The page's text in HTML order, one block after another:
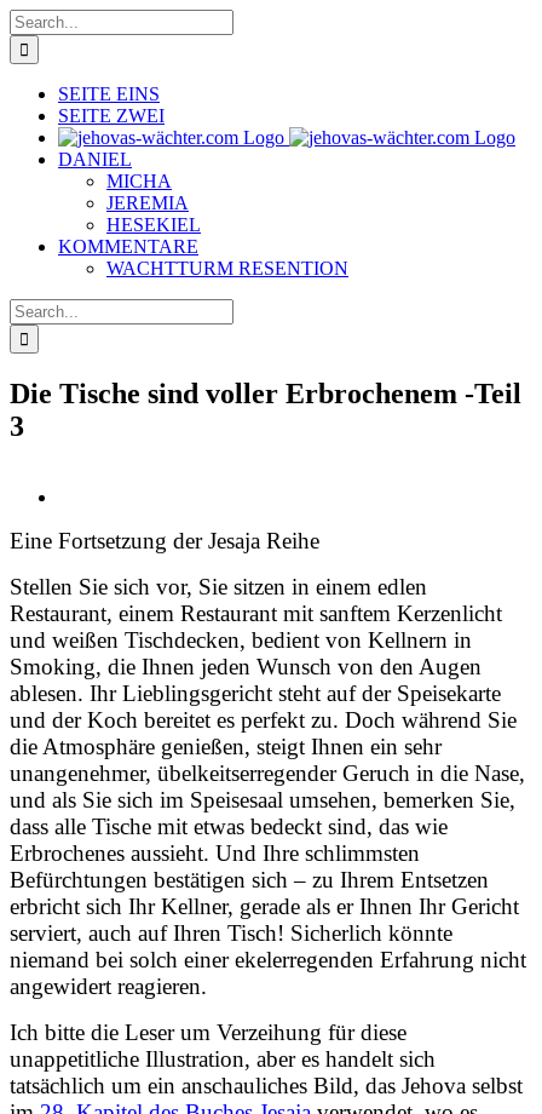
Skip
to
content
Search
for:
SEITE EINS
SEITE ZWEI
DANIEL
MICHA
JEREMIA
HESEKIEL
KOMMENTARE
WACHTTURM RESENTION
Search
for:
Die Tische sind voller Erbrochenem -Teil
3
Image
Eine Fortsetzung der Jesaja Reihe
Stellen Sie sich vor, Sie sitzen in einem edlen
Restaurant, einem Restaurant mit sanftem Kerzenlicht
und weißen Tischdecken, bedient von Kellnern in
Smoking, die Ihnen jeden Wunsch von den Augen
ablesen. Ihr Lieblingsgericht steht auf der Speisekarte
und der Koch bereitet es perfekt zu. Doch während Sie
die Atmosphäre genießen, steigt Ihnen ein sehr
unangenehmer, übelkeitserregender Geruch in die Nase,
und als Sie sich im Speisesaal umsehen, bemerken Sie,
dass alle Tische mit etwas bedeckt sind, das wie
Erbrochenes aussieht. Und Ihre schlimmsten
Befürchtungen bestätigen sich – zu Ihrem Entsetzen
erbricht sich Ihr Kellner, gerade als er Ihnen Ihr Gericht
serviert, auch auf Ihren Tisch! Sicherlich könnte
niemand bei solch einer ekelerregenden Erfahrung nicht
angewidert reagieren.
Ich bitte die Leser um Verzeihung für diese
unappetitliche Illustration, aber es handelt sich
tatsächlich um ein anschauliches Bild, das Jehova selbst